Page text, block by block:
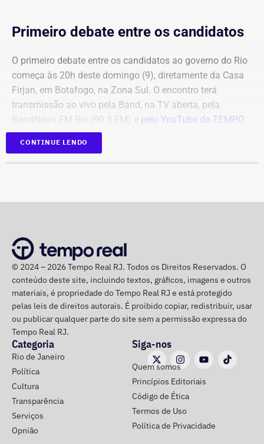
Primeiro debate entre os candidatos
O primeiro debate entre os candidatos ao governo do Rio
começa às 20h deste domingo (9), diretamente da Casa
Firjan, em Botafogo, na Zona Sul. O encontro terá
transmissão ao vivo pela Band, na TV aberta, pela
BandNews FM Rio (90.3 FM) e pelo YouTube do TEMPO
REAL, em parceria com a emissora.
Participam do debate André Marinho (Novo), Anthony
O público também poderá acompanhar a cobertura
especial do TEMPO REAL pelo Instagram do portal, com
transmissão e atualizações nos Stories.
CONTINUE LENDO
© 2024 – 2026 Tempo Real RJ. Todos os Direitos Reservados. O
conteúdo deste site, incluindo textos, gráficos, imagens e outros
materiais, é propriedade do Tempo Real RJ e está protegido
pelas leis de direitos autorais. É proibido copiar, redistribuir, usar
ou publicar qualquer parte do site sem a permissão expressa do
Tempo Real RJ.
Categoria
Rio de Janeiro
Política
Cultura
Transparência
Serviços
Opnião
Siga-nos
Quem somos
Princípios Editoriais
Código de Ética
Termos de Uso
Política de Privacidade